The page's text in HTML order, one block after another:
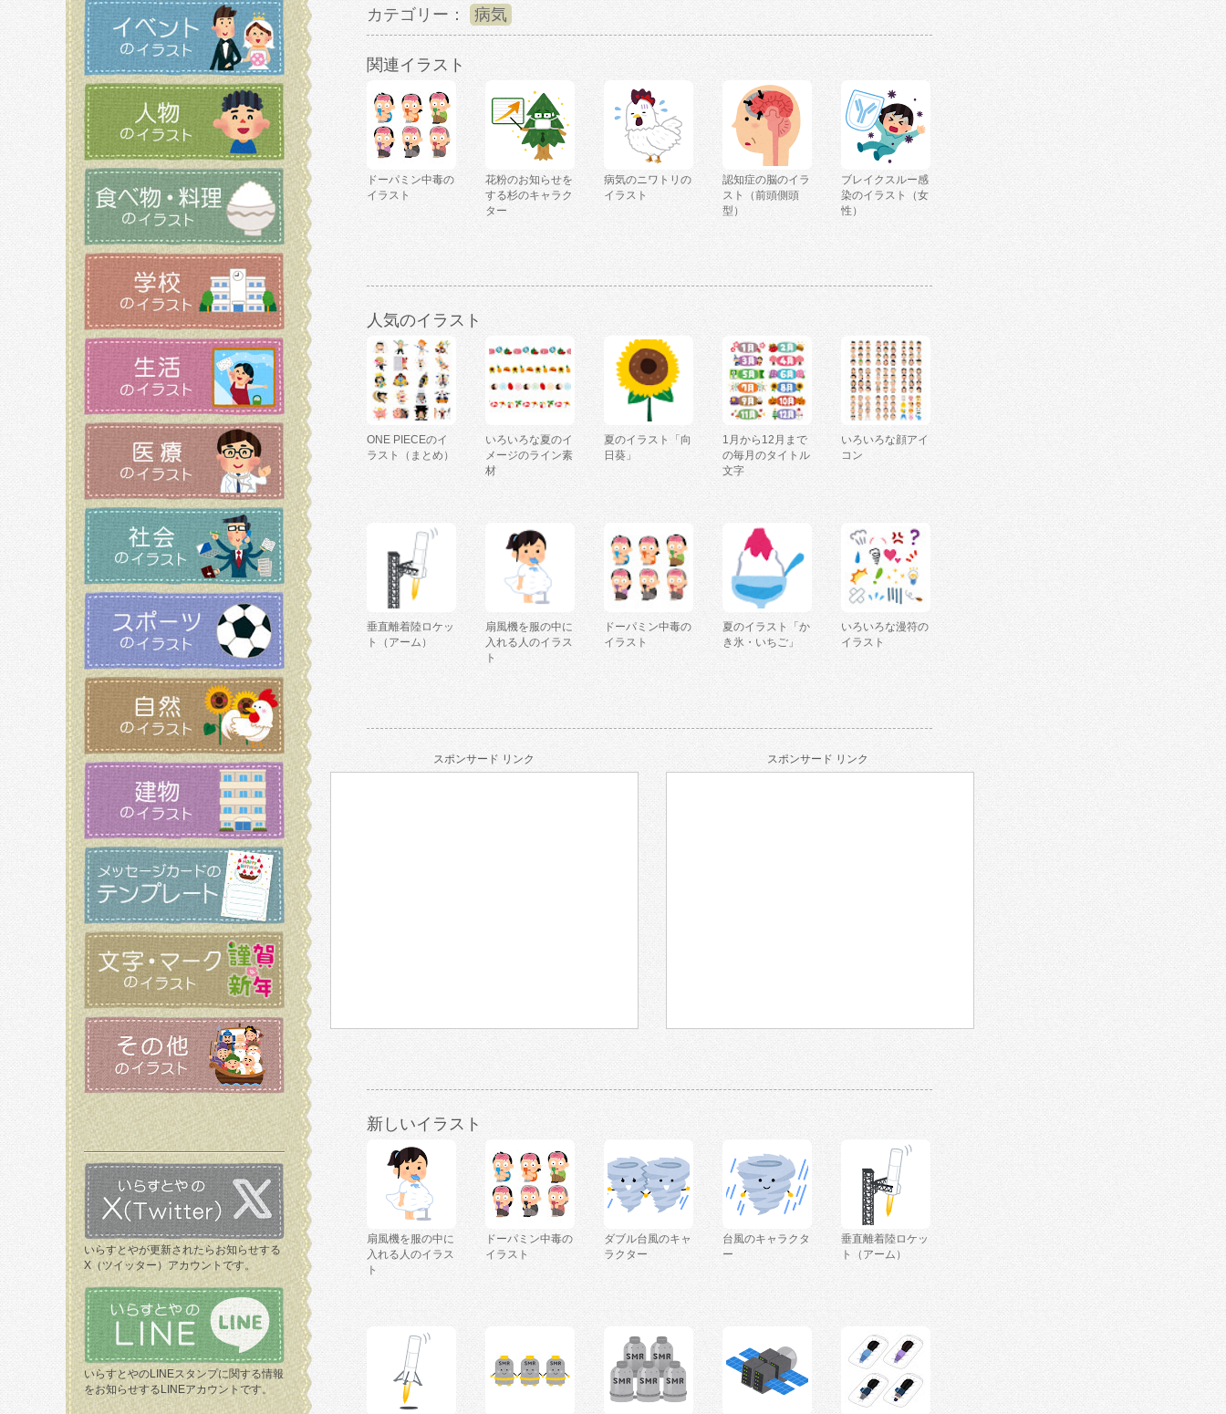
いらすとやが更新されたらお知らせする
X（ツイッター）アカウントです。
いらすとやのLINEスタンプに関する情報
をお知らせするLINEアカウントです。
カテゴリー： 病気
関連イラスト
ドーパミン中毒の
イラスト
花粉のお知らせを
する杉のキャラク
ター
病気のニワトリの
イラスト
認知症の脳のイラ
スト（前頭側頭
型）
ブレイクスルー感
染のイラスト（女
性）
人気のイラスト
ONE PIECEのイ
ラスト（まとめ）
いろいろな夏のイ
メージのライン素
材
夏のイラスト「向
日葵」
1月から12月まで
の毎月のタイトル
文字
いろいろな顔アイ
コン
垂直離着陸ロケッ
ト（アーム）
扇風機を服の中に
入れる人のイラス
ト
ドーパミン中毒の
イラスト
夏のイラスト「か
き氷・いちご」
いろいろな漫符の
イラスト
スポンサード リンク スポンサード リンク
新しいイラスト
扇風機を服の中に
入れる人のイラス
ト
ドーパミン中毒の
イラスト
ダブル台風のキャ
ラクター
台風のキャラクタ
ー
垂直離着陸ロケッ
ト（アーム）